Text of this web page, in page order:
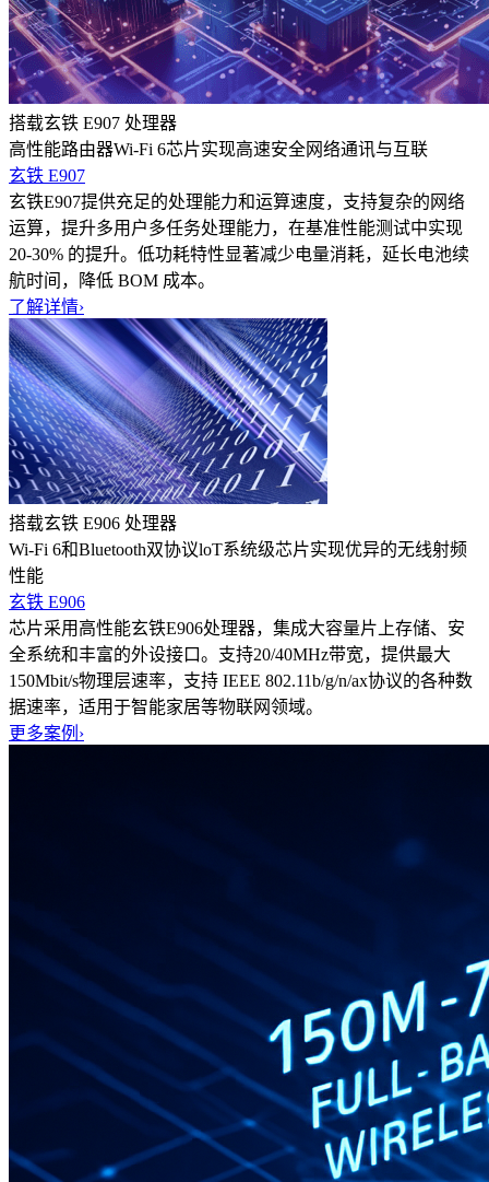
搭载玄铁 E907 处理器
高性能路由器Wi-Fi 6芯片实现高速安全网络通讯与互联
玄铁 E907
玄铁E907提供充足的处理能力和运算速度，支持复杂的网络
运算，提升多用户多任务处理能力，在基准性能测试中实现
20-30% 的提升。低功耗特性显著减少电量消耗，延长电池续
航时间，降低 BOM 成本。
了解详情›
搭载玄铁 E906 处理器
Wi-Fi 6和Bluetooth双协议loT系统级芯片实现优异的无线射频
性能
玄铁 E906
芯片采用高性能玄铁E906处理器，集成大容量片上存储、安
全系统和丰富的外设接口。支持20/40MHz带宽，提供最大
150Mbit/s物理层速率，支持 IEEE 802.11b/g/n/ax协议的各种数
据速率，适用于智能家居等物联网领域。
更多案例 ›